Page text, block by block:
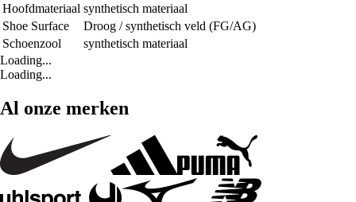
Hoofdmateriaal synthetisch materiaal
Shoe Surface
Droog / synthetisch veld (FG/AG)
Schoenzool
synthetisch materiaal
Loading...
Loading...
Al onze merken